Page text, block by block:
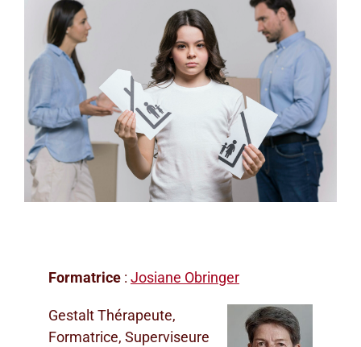
Formatrice: Josiane Obringer
Gestalt Thérapeute,
Formatrice, Superviseure